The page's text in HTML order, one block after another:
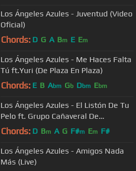
Los Ángeles Azules - Juventud (Video
Oficial)
Chords: D G A Bm E Em
Los Ángeles Azules - Me Haces Falta
Tú ft.Yuri (De Plaza En Plaza)
Chords: E B Abm Gb Dbm Ebm
Los Ángeles Azules - El Listón De Tu
Pelo ft. Grupo Cañaveral De
Humberto Pabón (Live)
Chords: D Bm A G F#m Em F#
Los Ángeles Azules - Amigos Nada
Más (Live)